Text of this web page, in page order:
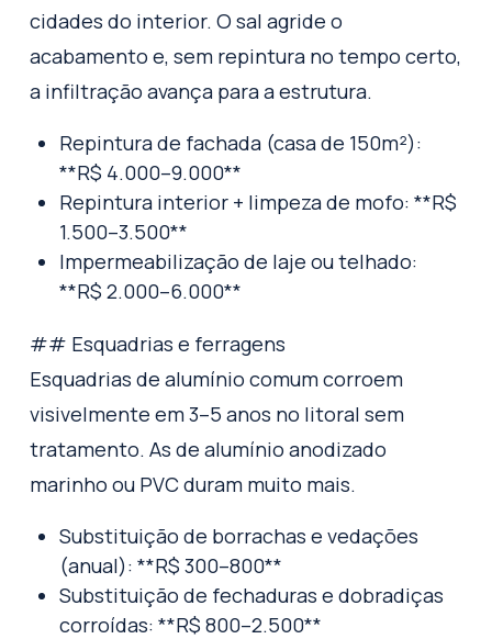
cidades do interior. O sal agride o
acabamento e, sem repintura no tempo certo,
a infiltração avança para a estrutura.
Repintura de fachada (casa de 150m²):
**R$ 4.000–9.000**
Repintura interior + limpeza de mofo: **R$
1.500–3.500**
Impermeabilização de laje ou telhado:
**R$ 2.000–6.000**
## Esquadrias e ferragens
Esquadrias de alumínio comum corroem
visivelmente em 3–5 anos no litoral sem
tratamento. As de alumínio anodizado
marinho ou PVC duram muito mais.
Substituição de borrachas e vedações
(anual): **R$ 300–800**
Substituição de fechaduras e dobradiças
corroídas: **R$ 800–2.500**